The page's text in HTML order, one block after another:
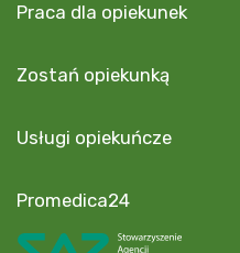
Praca dla opiekunek
Zostań opiekunką
Usługi opiekuńcze
Promedica24